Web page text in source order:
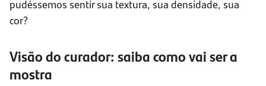
pudéssemos sentir sua textura, sua densidade, sua
cor?
Visão do curador: saiba como vai ser a
mostra